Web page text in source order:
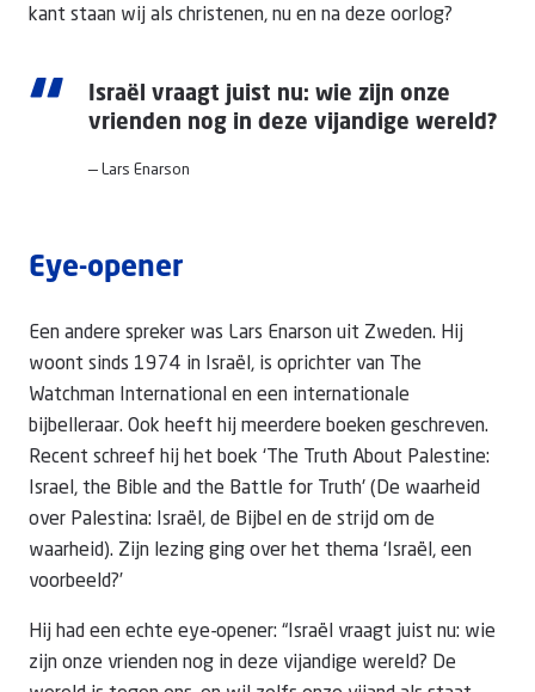
kant staan wij als christenen, nu en na deze oorlog?
“
Israël vraagt juist nu: wie zijn onze
vrienden nog in deze vijandige wereld?
— Lars Enarson
Eye-opener
Een andere spreker was Lars Enarson uit Zweden. Hij
woont sinds 1974 in Israël, is oprichter van The
Watchman International en een internationale
bijbelleraar. Ook heeft hij meerdere boeken geschreven.
Recent schreef hij het boek ‘The Truth About Palestine:
Israel, the Bible and the Battle for Truth' (De waarheid
over Palestina: Israël, de Bijbel en de strijd om de
waarheid). Zijn lezing ging over het thema ‘Israël, een
voorbeeld?’
Hij had een echte eye-opener: “Israël vraagt juist nu: wie
zijn onze vrienden nog in deze vijandige wereld? De